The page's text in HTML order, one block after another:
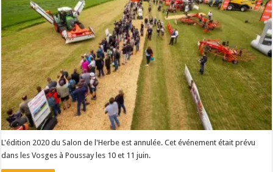
L'édition 2020 du Salon de l'Herbe est annulée. Cet événement était prévu
dans les Vosges à Poussay les 10 et 11 juin.